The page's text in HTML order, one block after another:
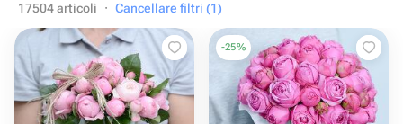
17504 articoli · Cancellare filtri (1)
-25%